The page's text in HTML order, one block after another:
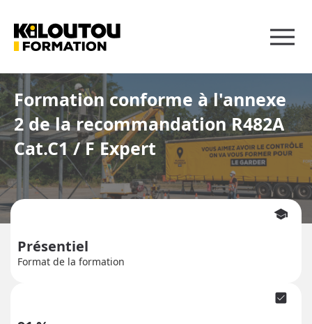
Formation conforme à l'annexe
2 de la recommandation R482A
Cat.C1 / F Expert
Présentiel
Format de la formation
school
check_box